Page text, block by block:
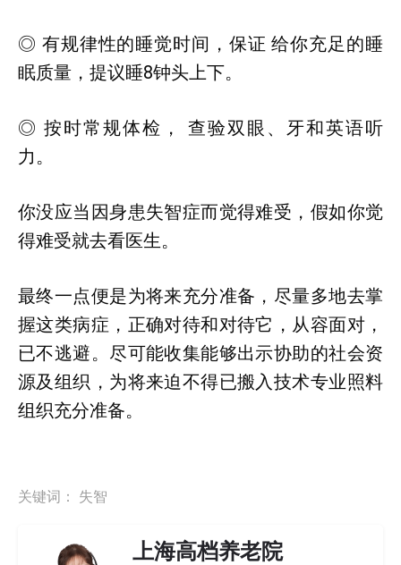
◎ 有规律性的睡觉时间，保证 给你充足的睡
眠质量，提议睡8钟头上下。
◎ 按时常规体检， 查验双眼、牙和英语听
力。
你没应当因身患失智症而觉得难受，假如你觉
得难受就去看医生。
最终一点便是为将来充分准备，尽量多地去掌
握这类病症，正确对待和对待它，从容面对，
已不逃避。尽可能收集能够出示协助的社会资
源及组织，为将来迫不得已搬入技术专业照料
组织充分准备。
关键词： 失智
上海高档养老院